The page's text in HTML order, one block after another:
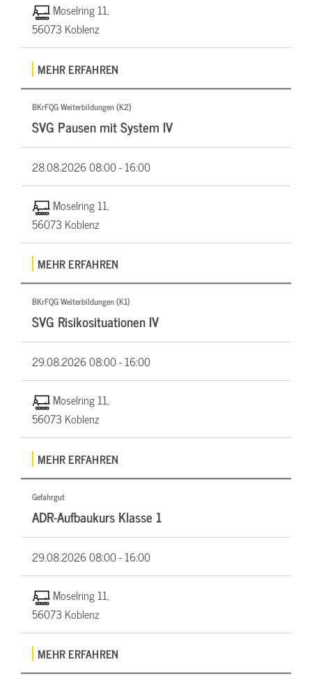
Moselring 11,
56073 Koblenz
MEHR ERFAHREN
BKrFQG Weiterbildungen (K2)
SVG Pausen mit System IV
28.08.202608:00 - 16:00
Moselring 11,
56073 Koblenz
MEHR ERFAHREN
BKrFQG Weiterbildungen (K1)
SVG Risikosituationen IV
29.08.202608:00 - 16:00
Moselring 11,
56073 Koblenz
MEHR ERFAHREN
Gefahrgut
ADR-Aufbaukurs Klasse 1
29.08.202608:00 - 16:00
Moselring 11,
56073 Koblenz
MEHR ERFAHREN